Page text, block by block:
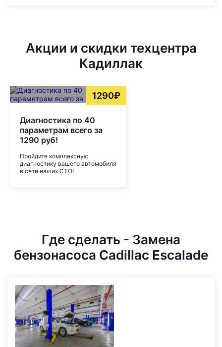
Акции и скидки техцентра
Кадиллак
1290₽
Диагностика по 40
параметрам всего за
1290 руб!
Пройдите комплексную
диагностику вашего автомобиля
в сети наших СТО!
Где сделать - Замена
бензонасоса Cadillac Escalade